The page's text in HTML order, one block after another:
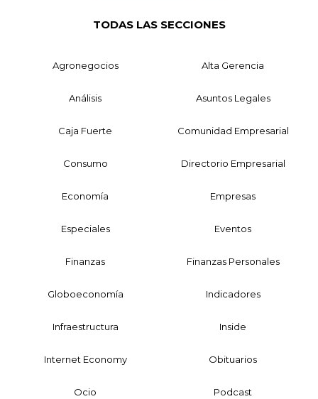
TODAS LAS SECCIONES
Agronegocios Alta Gerencia
Análisis Asuntos Legales
Caja Fuerte Comunidad Empresarial
Consumo Directorio Empresarial
Economía Empresas
Especiales Eventos
Finanzas Finanzas Personales
Globoeconomía Indicadores
Infraestructura Inside
Internet Economy Obituarios
Ocio Podcast